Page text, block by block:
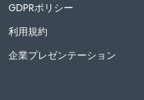
GDPRポリシー
利用規約
企業プレゼンテーション